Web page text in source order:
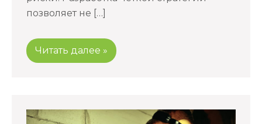
позволяет не […]
Читать далее »